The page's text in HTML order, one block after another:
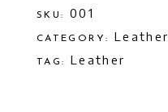
SKU: 001
CATEGORY: Leather
TAG: Leather